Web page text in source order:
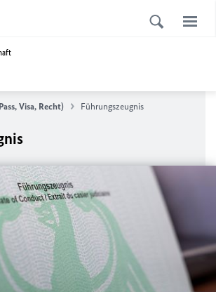
Visa, Recht) Führungszeugnis